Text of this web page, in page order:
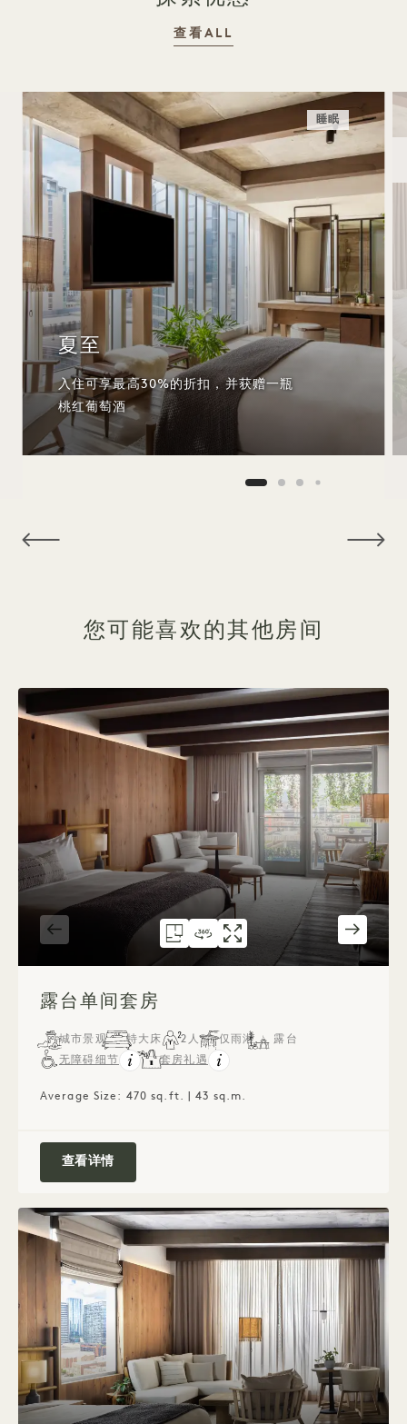
查看ALL
睡眠
夏至
入住可享最高30%的折扣，并获赠一瓶
桃红葡萄酒
您可能喜欢的其他房间
304室平面图 露台单间套房
360度全景 304 露台单间套房
304号画廊 露台工作室套房
露台单间套房
城市景观 特大床 2人 仅雨淋
露台
无障碍细节
套房礼遇
Average Size: 470 sq.ft. | 43 sq.m.
查看详情露台单间套房